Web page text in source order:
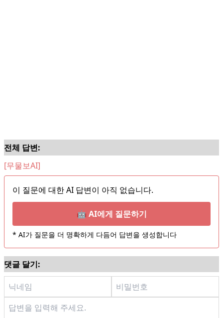
전체 답변:
[무물보AI]
이 질문에 대한 AI 답변이 아직 없습니다.
🤖 AI에게 질문하기
* AI가 질문을 더 명확하게 다듬어 답변을 생성합니다
댓글 달기: